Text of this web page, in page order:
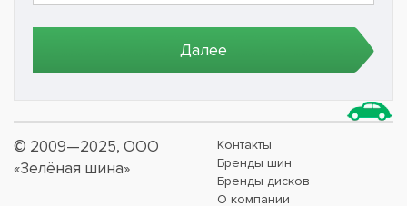
© 2009—2025, ООО
«Зелёная шина»
Контакты
Бренды шин
Бренды дисков
О компании